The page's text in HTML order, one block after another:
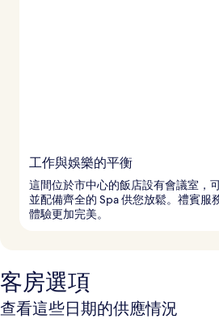
工作與娛樂的平衡
這間位於市中心的飯店設有會議室，
並配備齊全的 Spa 供您放鬆。禮賓服
體驗更加完美。
客房選項
查看這些日期的供應情況